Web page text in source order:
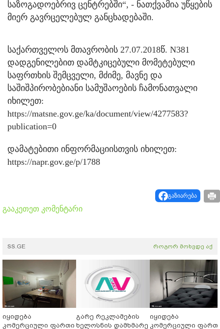
საზოგადოებრივ ცენტრებში“, - ნათქვამია უწყების
მიერ გავრცელებულ განცხადებაში.
საქართველოს მთავრობის 27.07.2018წ. N381
დადგენილებით დამტკიცებული მომეტებული
საფრთხის შემცველი, მძიმე, მავნე და
საშიშპირობებიანი სამუშაოების ჩამონათვალი
იხილეთ:
https://matsne.gov.ge/ka/document/view/4277583?
publication=0
დამატებითი ინფორმაციისთვის იხილეთ:
https://napr.gov.ge/p/1788
გაზიარება
გააკეთეთ კომენტარი
SS.GE როგორ მოხვდე აქ
იყიდება
კომერციული ფართი
გარე რეკლამების
ხელოსნის დამხმარე
იყიდება
კომერციული